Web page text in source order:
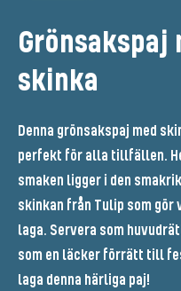
skinka
Denna grönsakspaj med
perfekt för alla tillfällen.
smaken ligger i den
skinkan från Tulip som gör
laga. Servera som
som en läcker förrätt till
laga denna härliga paj!